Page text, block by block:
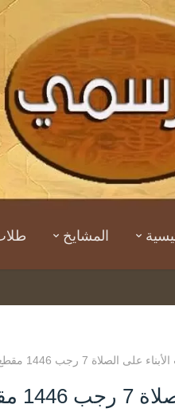
المشايخ
مقطع لفضيلة الشيخ عبد العزيز البرعي وفقه الله تعالى